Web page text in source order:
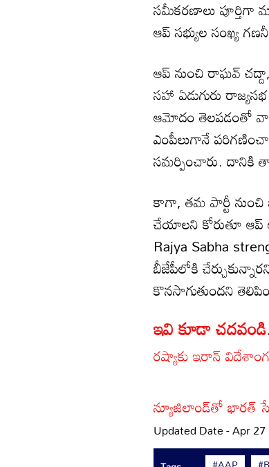
సమీకరణాలు
ఆప్ సభ్యుల సంఖ్య
ఆప్ నుంచి రాఘవ్
సహా ఏడుగురు
ఆమోదం తెలపడంతో
ఎంపీలుగానే
సమర్పించారు. దానికి
కాగా, తమ పార్టీ నుంచి
చేయాలని కోరుతూ ఆప్
Rajya Sabha
బీజేపీలోకి
కొనసాగుతుందని
ఇవి కూడా
రష్యాకు ఇరాన్ విదేశాంగ
న్యూజిలాండ్‌తో భారత్
Updated Date - Apr